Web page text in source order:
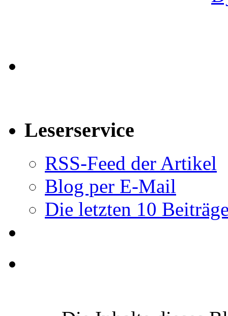
Leserservice
RSS-Feed der Artikel
Blog per E-Mail
Die letzten 10